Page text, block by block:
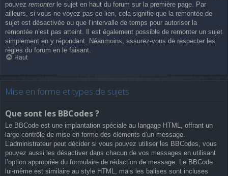
pouvez remonterle sujet en haut du forum sur la première page. Par
ailleurs, si vous ne voyez pas ce lien, cela signifie que la remontée de
sujet est désactivée ou que l’intervalle de temps pour autoriser la
remontée n’est pas atteint. Il est également possible de remonter un sujet
simplement en y répondant. Néanmoins, assurez-vous de respecter les
règles du forum en le faisant.
Haut
Mise en forme et types de sujets
Que sont les BBCodes ?
Le BBCode est une implantation spéciale au langage HTML, offrant un
large contrôle de mise en forme des éléments d’un message.
L’administrateur peut décider si vous pouvez utiliser les BBCodes, vous
pouvez aussi les désactiver dans chacun de vos messages en utilisant
l’option appropriée du formulaire de rédaction de message. Le BBCode
lui-même est similaire au style HTML, mais les balises sont incluses